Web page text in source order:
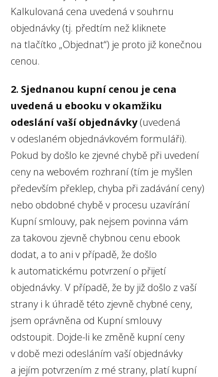
Kalkulovaná cena uvedená v souhrnu
objednávky (tj. předtím než kliknete
na tlačítko „Objednat“) je proto již konečnou
cenou.
2. Sjednanou kupní cenou je cena
uvedená u ebooku v okamžiku
odeslání vaší objednávky(uvedená
v odeslaném objednávkovém formuláři).
Pokud by došlo ke zjevné chybě při uvedení
ceny na webovém rozhraní (tím je myšlen
především překlep, chyba při zadávání ceny)
nebo obdobné chybě v procesu uzavírání
Kupní smlouvy, pak nejsem povinna vám
za takovou zjevně chybnou cenu ebook
dodat, a to ani v případě, že došlo
k automatickému potvrzení o přijetí
objednávky. V případě, že by již došlo z vaší
strany i k úhradě této zjevně chybné ceny,
jsem oprávněna od Kupní smlouvy
odstoupit. Dojde-li ke změně kupní ceny
v době mezi odesláním vaší objednávky
a jejím potvrzením z mé strany, platí kupní